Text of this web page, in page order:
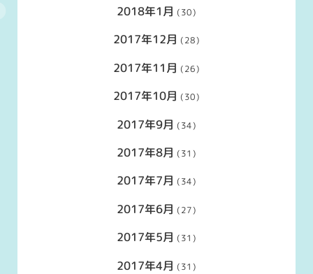
2018年1月 (30)
2017年12月 (28)
2017年11月 (26)
2017年10月 (30)
2017年9月 (34)
2017年8月 (31)
2017年7月 (34)
2017年6月 (27)
2017年5月 (31)
2017年4月 (31)